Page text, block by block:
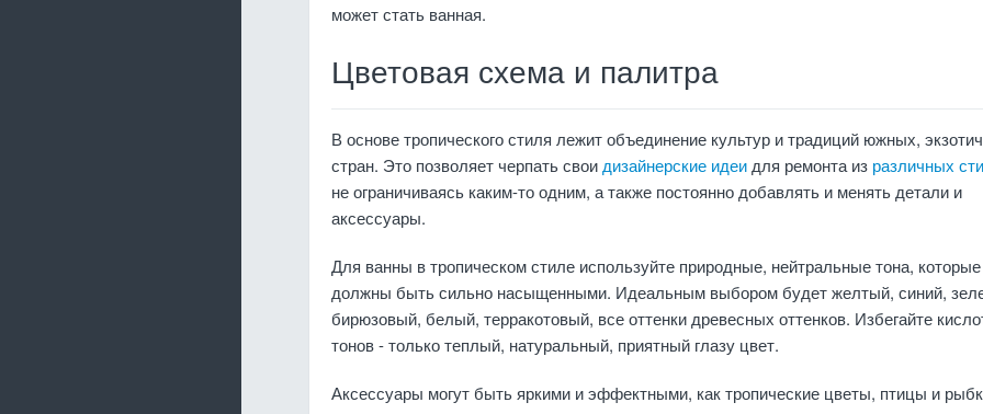
может стать ванная.
Цветовая схема и палитра
В основе тропического стиля лежит объединение культур и традиций южных,
стран. Это позволяет черпать свои дизайнерские идеи для ремонта из различных
не ограничиваясь каким-то одним, а также постоянно добавлять и менять детали и
аксессуары.
Для ванны в тропическом стиле используйте природные, нейтральные тона,
должны быть сильно насыщенными. Идеальным выбором будет желтый, синий,
бирюзовый, белый, терракотовый, все оттенки древесных оттенков. Избегайте
тонов - только теплый, натуральный, приятный глазу цвет.
Аксессуары могут быть яркими и эффектными, как тропические цветы, птицы и